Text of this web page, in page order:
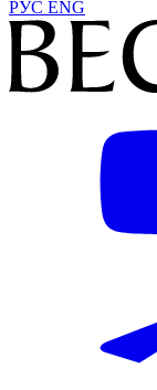
РУС ENG